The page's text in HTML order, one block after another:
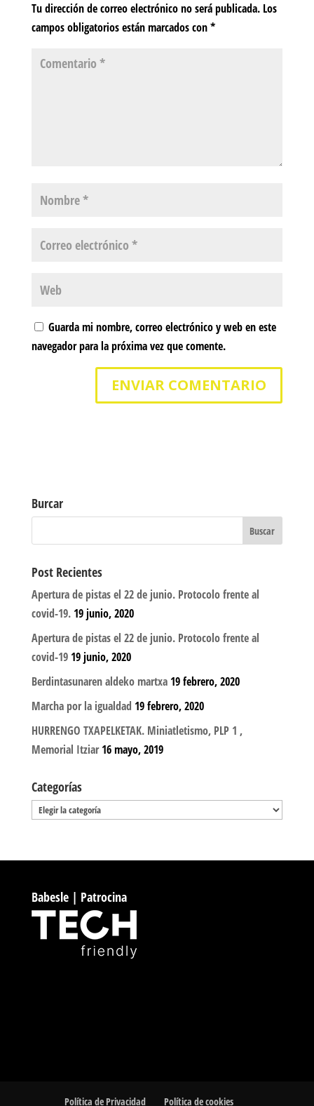
Tu dirección de correo electrónico no será publicada. Los
campos obligatorios están marcados con*
Guarda mi nombre, correo electrónico y web en este
navegador para la próxima vez que comente.
Burcar
Post Recientes
Apertura de pistas el 22 de junio. Protocolo frente al
covid-19. 19 junio, 2020
Apertura de pistas el 22 de junio. Protocolo frente al
covid-19 19 junio, 2020
Berdintasunaren aldeko martxa 19 febrero, 2020
Marcha por la igualdad 19 febrero, 2020
HURRENGO TXAPELKETAK. Miniatletismo, PLP 1 ,
Memorial Itziar 16 mayo, 2019
Categorías
Categorías
Babesle | Patrocina
Política de Privacidad Política de cookies